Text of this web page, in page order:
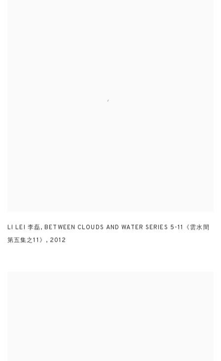
LI LEI 李磊,BETWEEN CLOUDS AND WATER SERIES 5-11《雲水間
第五集之11》 , 2012